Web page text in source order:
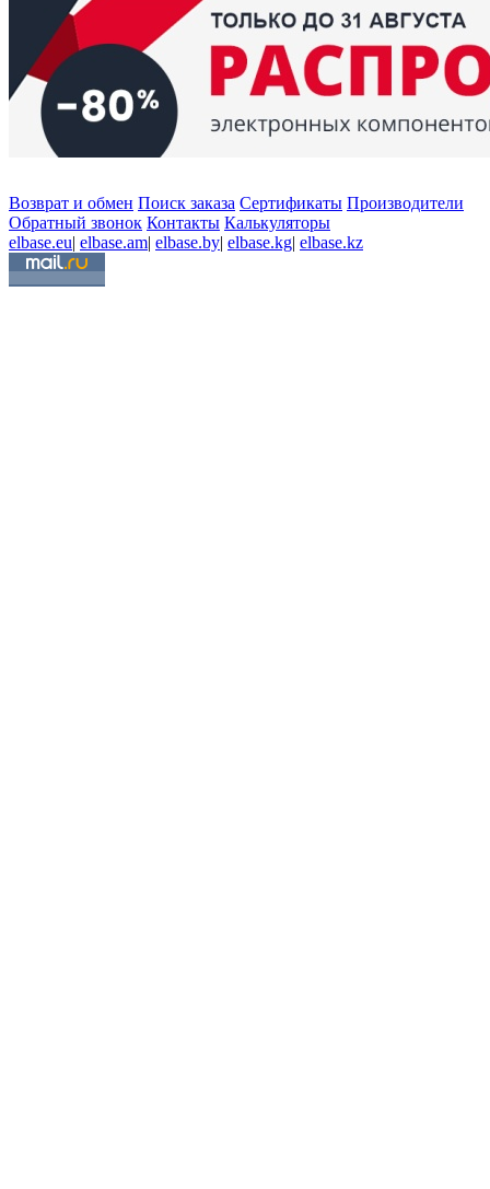
Возврат и обмен Поиск заказа Сертификаты Производители
Обратный звонок Контакты Калькуляторы
elbase.eu| elbase.am| elbase.by| elbase.kg| elbase.kz